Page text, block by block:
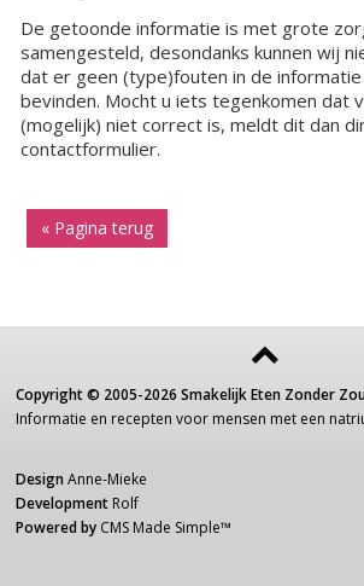
De getoonde informatie is met grote
samengesteld, desondanks kunnen wij
dat er geen (type)fouten in de informatie
bevinden. Mocht u iets tegenkomen dat
(mogelijk) niet correct is, meldt dit dan
contactformulier.
« Pagina terug
Copyright © 2005-2026 Smakelijk Eten Zonder
Informatie en recepten voor mensen met een
Design Anne-Mieke
Development Rolf
Powered by CMS Made Simple™